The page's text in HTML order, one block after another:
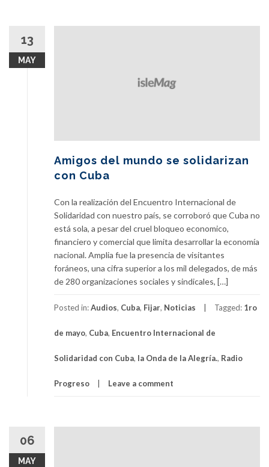
13
MAY
Amigos del mundo se solidarizan
con Cuba
Con la realización del Encuentro Internacional de
Solidaridad con nuestro país, se corroboró que Cuba no
está sola, a pesar del cruel bloqueo economico,
financiero y comercial que limita desarrollar la economía
nacional. Amplia fue la presencia de visitantes
foráneos, una cifra superior a los mil delegados, de más
de 280 organizaciones sociales y sindicales, […]
Posted in:Audios, Cuba, Fijar, Noticias Tagged: 1ro
de mayo, Cuba, Encuentro Internacional de
Solidaridad con Cuba, la Onda de la Alegría., Radio
Progreso Leave a comment
06
MAY